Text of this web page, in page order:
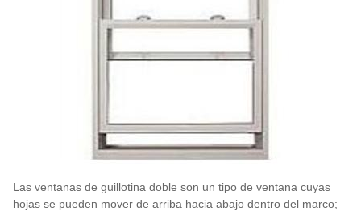
Las ventanas de guillotina doble son un tipo de ventana cuyas
hojas se pueden mover de arriba hacia abajo dentro del marco;